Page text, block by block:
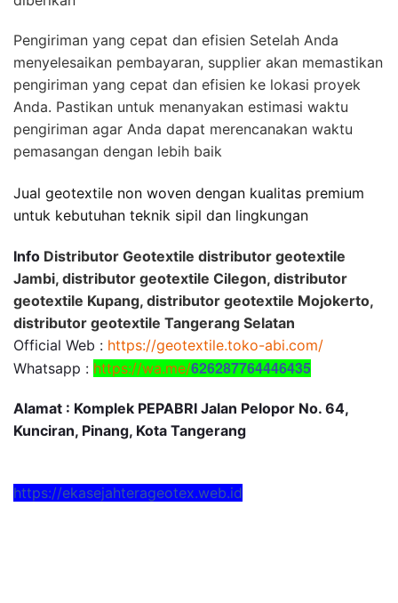
Pengiriman yang cepat dan efisien Setelah Anda
menyelesaikan pembayaran, supplier akan memastikan
pengiriman yang cepat dan efisien ke lokasi proyek
Anda. Pastikan untuk menanyakan estimasi waktu
pengiriman agar Anda dapat merencanakan waktu
pemasangan dengan lebih baik
Jual geotextile non woven dengan kualitas premium
untuk kebutuhan teknik sipil dan lingkungan
Info Distributor Geotextile distributor geotextile
Jambi, distributor geotextile Cilegon, distributor
geotextile Kupang, distributor geotextile Mojokerto,
distributor geotextile Tangerang Selatan
Official Web : https://geotextile.toko-abi.com/
Whatsapp : https://wa.me/626287764446435
Alamat : Komplek PEPABRI Jalan Pelopor No. 64,
Kunciran, Pinang, Kota Tangerang
https://ekasejahterageotex.web.id